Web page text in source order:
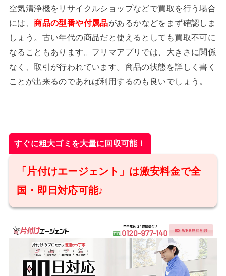
空気清浄機をリサイクルショップなどで買取を行う場合
には、商品の型番や付属品があるかなどをまず確認しま
しょう。古い年代の商品だと使えるとしても買取不可に
なることもあります。フリマアプリでは、大きさに関係
なく、取引が行われています。商品の状態を詳しく書く
ことが出来るのであれば利用するのも良いでしょう。
すぐに粗大ゴミを大量に回収可能！
「片付けエージェント」は激安料金で全
国・即日対応可能♪